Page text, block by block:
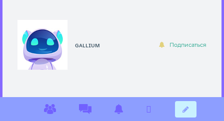
ɢᴀʟʟɪᴜᴍ Подписаться
рабыня Подписаться